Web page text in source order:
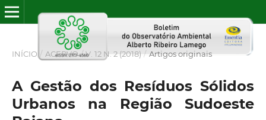
INÍCIO / ACERVO / V. 12 N. 2 (2018) / Artigos originais
A Gestão dos Resíduos Sólidos
Urbanos na Região Sudoeste